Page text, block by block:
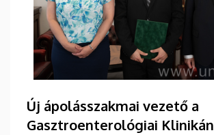
Új ápolásszakmai vezető a
Gasztroenterológiai Klinikán